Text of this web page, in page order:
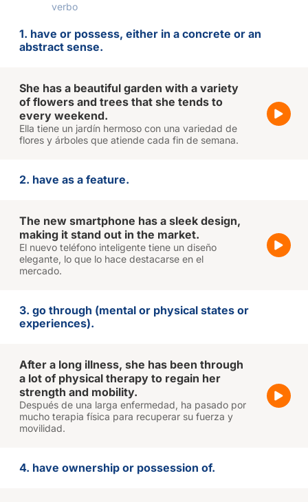
verbo
1. have or possess, either in a concrete or an
abstract sense.
She has a beautiful garden with a variety
of flowers and trees that she tends to
every weekend.
Ella tiene un jardín hermoso con una variedad de
flores y árboles que atiende cada fin de semana.
2. have as a feature.
The new smartphone has a sleek design,
making it stand out in the market.
El nuevo teléfono inteligente tiene un diseño
elegante, lo que lo hace destacarse en el
mercado.
3. go through (mental or physical states or
experiences).
After a long illness, she has been through
a lot of physical therapy to regain her
strength and mobility.
Después de una larga enfermedad, ha pasado por
mucho terapia física para recuperar su fuerza y
movilidad.
4. have ownership or possession of.